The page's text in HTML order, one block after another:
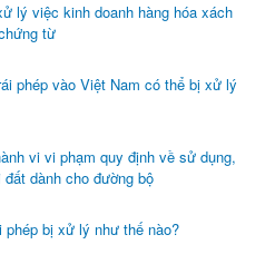
lý việc kinh doanh hàng hóa xách
từ
phép vào Việt Nam có thể bị xử lý
vi vi phạm quy định về sử dụng,
dành cho đường bộ
phép bị xử lý như thế nào?